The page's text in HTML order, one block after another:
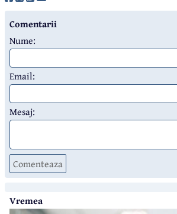
Comentarii
Nume:
Email:
Mesaj:
Comenteaza
Vremea